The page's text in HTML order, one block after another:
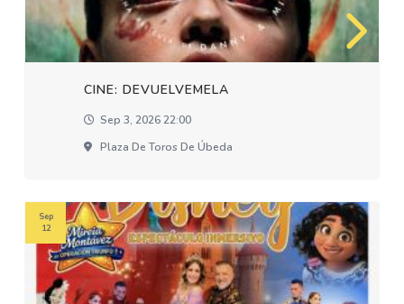
CINE: DEVUELVEMELA
Sep 3, 2026 22:00
Plaza De Toros De Úbeda
Sep
12